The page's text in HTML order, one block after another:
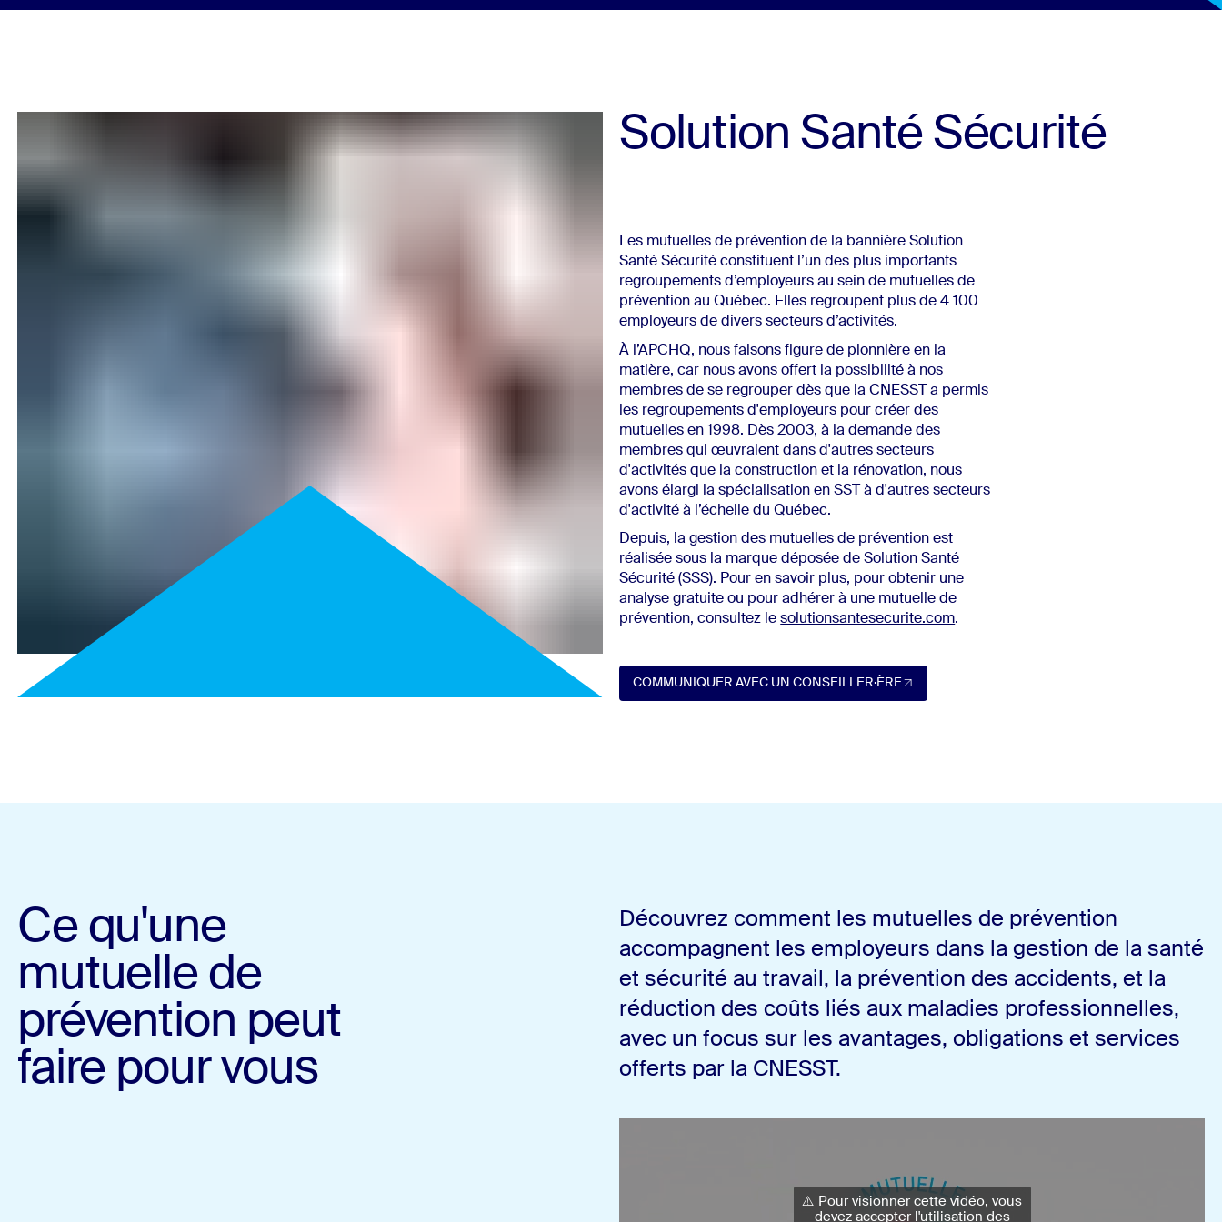
Solution Santé Sécurité
Les mutuelles de prévention de la bannière Solution
Santé Sécurité constituent l’un des plus importants
regroupements d’employeurs au sein de mutuelles de
prévention au Québec. Elles regroupent plus de 4 100
employeurs de divers secteurs d’activités.
À l’APCHQ, nous faisons figure de pionnière en la
matière, car nous avons offert la possibilité à nos
membres de se regrouper dès que la CNESST a permis
les regroupements d'employeurs pour créer des
mutuelles en 1998. Dès 2003, à la demande des
membres qui œuvraient dans d'autres secteurs
d'activités que la construction et la rénovation, nous
avons élargi la spécialisation en SST à d'autres secteurs
d'activité à l’échelle du Québec.
Depuis, la gestion des mutuelles de prévention est
réalisée sous la marque déposée de Solution Santé
Sécurité (SSS). Pour en savoir plus, pour obtenir une
analyse gratuite ou pour adhérer à une mutuelle de
prévention, consultez lesolutionsantesecurite.com.
COMMUNIQUER AVEC UN CONSEILLER·ÈRE
Ce qu'une
mutuelle de
prévention peut
faire pour vous
Découvrez comment les mutuelles de prévention
accompagnent les employeurs dans la gestion de la santé
et sécurité au travail, la prévention des accidents, et la
réduction des coûts liés aux maladies professionnelles,
avec un focus sur les avantages, obligations et services
offerts par la CNESST.
⚠️ Pour visionner cette vidéo, vous
devez accepter l'utilisation des